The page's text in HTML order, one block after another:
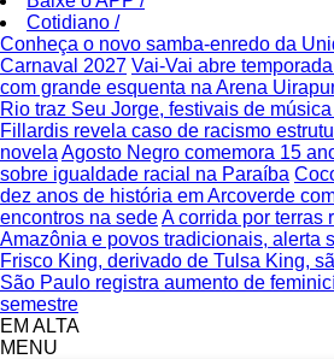
Cotidiano /
Conheça o novo samba-enredo da
Carnaval 2027 Vai-Vai abre
com grande esquenta na Arena
Rio traz Seu Jorge, festivais de
Fillardis revela caso de racismo
novela Agosto Negro comemora 15
sobre igualdade racial na Paraíba
dez anos de história em Arcoverde
encontros na sedeA corrida por terras
Amazônia e povos tradicionais, alerta
Frisco King, derivado de Tulsa King,
São Paulo registra aumento de
semestre
EM ALTA
MENU